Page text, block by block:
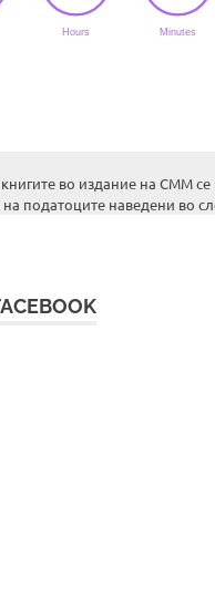
во издание на СММ се
податоците наведени во